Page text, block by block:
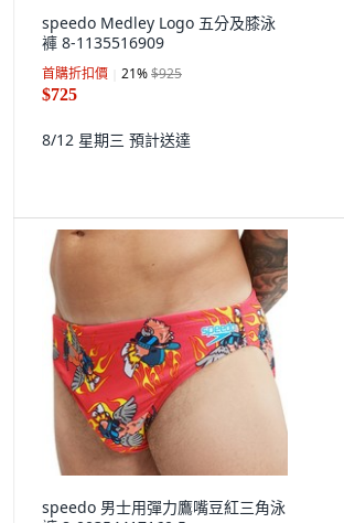
speedo Medley Logo 五分及膝泳
褲 8-1135516909
首購折扣價 21%$925
$725
8/12 星期三 預計送達
speedo 男士用彈力鷹嘴豆紅三角泳